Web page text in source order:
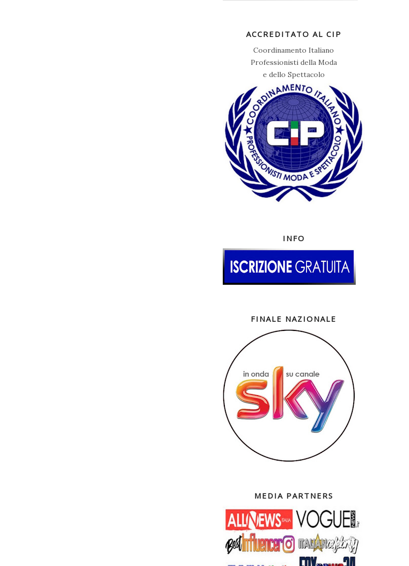
ACCREDITATO AL CIP
Coordinamento Italiano
Professionisti della Moda
e dello Spettacolo
INFO
FINALE NAZIONALE
MEDIA PARTNERS